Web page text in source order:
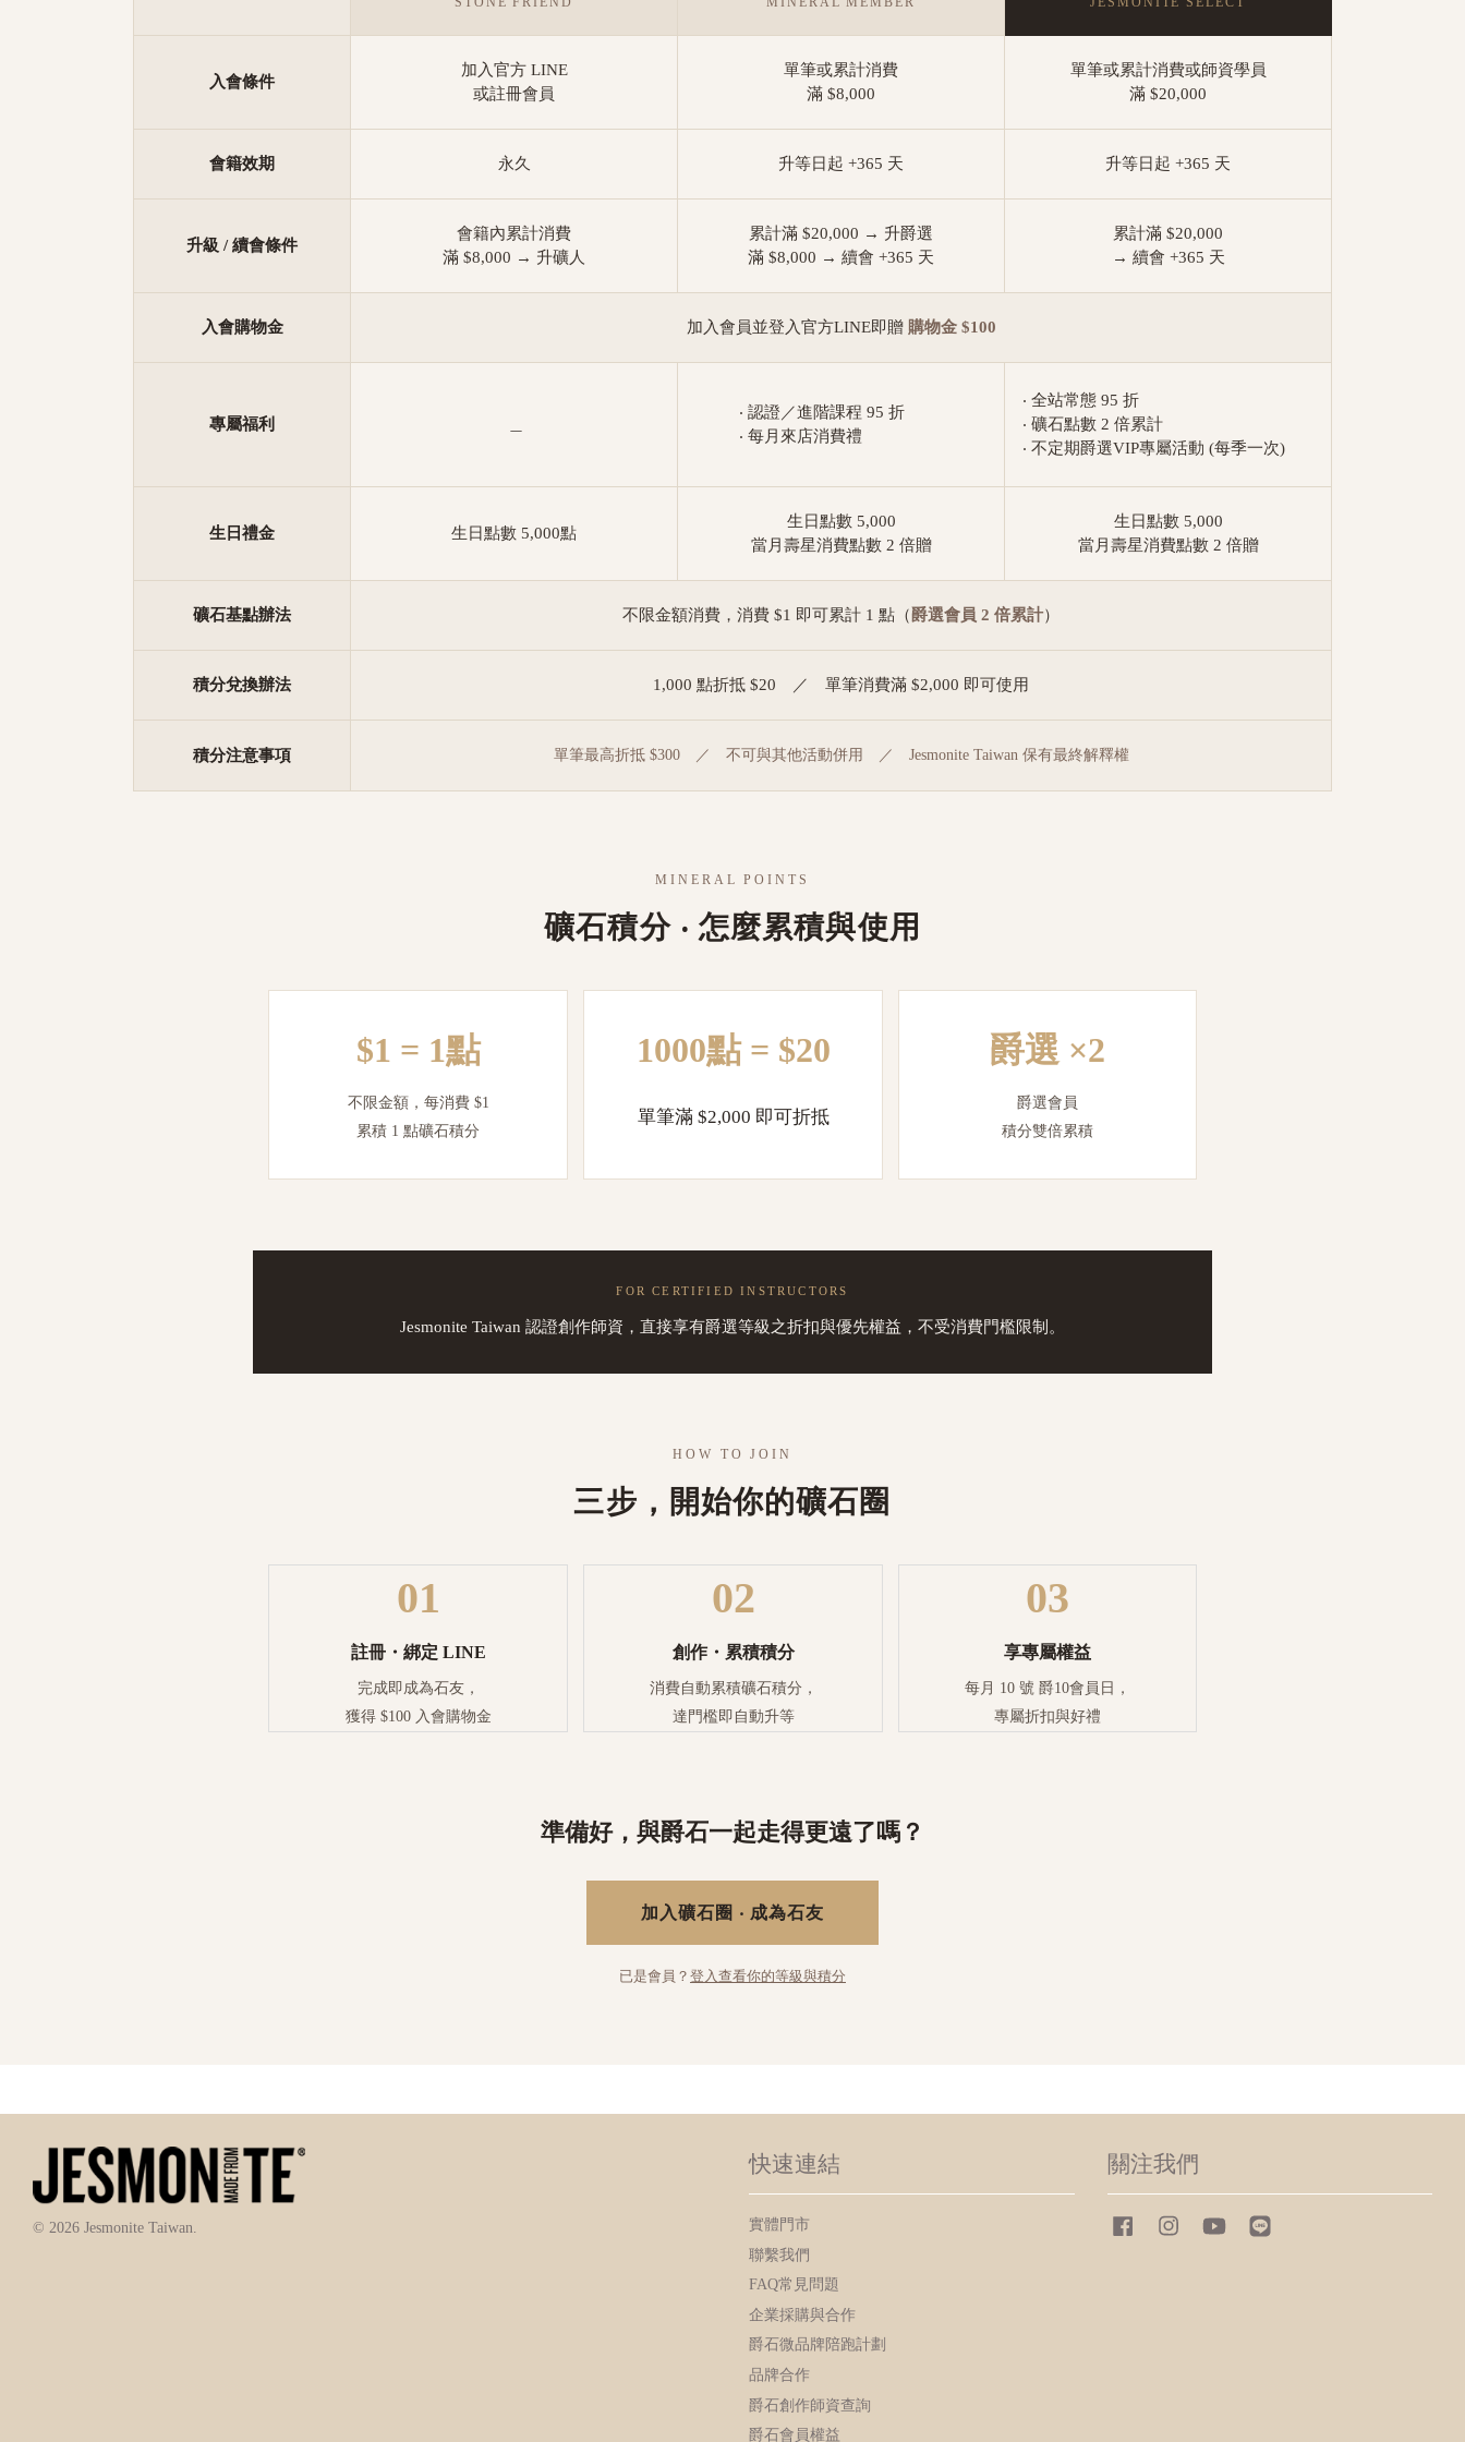
入會條件
加入官方 LINE
或註冊會員
單筆或累計消費
滿 $8,000
單筆或累計消費或師資學員
滿 $20,000
會籍效期 永久 升等日起 +365 天 升等日起 +365 天
升級 / 續會條件
會籍內累計消費
滿 $8,000 → 升礦人
累計滿 $20,000 → 升爵選
滿 $8,000 → 續會 +365 天
累計滿 $20,000
→ 續會 +365 天
入會購物金 加入會員並登入官方LINE即贈 購物金 $100
專屬福利
‧ 認證／進階課程 95 折
‧ 每月來店消費禮
‧ 全站常態 95 折
‧ 礦石點數 2 倍累計
‧ 不定期爵選VIP專屬活動 (每季一次)
生日禮金 生日點數 5,000點
生日點數 5,000
當月壽星消費點數 2 倍贈
生日點數 5,000
當月壽星消費點數 2 倍贈
礦石基點辦法 不限金額消費，消費 $1 即可累計 1 點（爵選會員 2 倍累計）
積分兌換辦法 1,000 點折抵 $20 ／ 單筆消費滿 $2,000 即可使用
積分注意事項 單筆最高折抵 $300 ／ 不可與其他活動併用 ／ Jesmonite Taiwan 保有最終解釋權
MINERAL POINTS
礦石積分 ‧ 怎麼累積與使用
$1 = 1點
不限金額，每消費 $1
累積 1 點礦石積分
1000點 = $20
單筆滿 $2,000 即可折抵
爵選 ×2
爵選會員
積分雙倍累積
FOR CERTIFIED INSTRUCTORS
Jesmonite Taiwan 認證創作師資，直接享有爵選等級之折扣與優先權益，不受消費門檻限制。
HOW TO JOIN
三步，開始你的礦石圈
01
註冊・綁定 LINE
完成即成為石友，
獲得 $100 入會購物金
02
創作・累積積分
消費自動累積礦石積分，
達門檻即自動升等
03
享專屬權益
每月 10 號 爵10會員日，
專屬折扣與好禮
準備好，與爵石一起走得更遠了嗎？
加入礦石圈 ‧ 成為石友
已是會員？ 登入查看你的等級與積分
© 2026 Jesmonite Taiwan.
快速連結
實體門市
聯繫我們
FAQ常見問題
企業採購與合作
爵石微品牌陪跑計劃
品牌合作
爵石創作師資查詢
爵石會員權益
關注我們
Facebook InstagramYouTube